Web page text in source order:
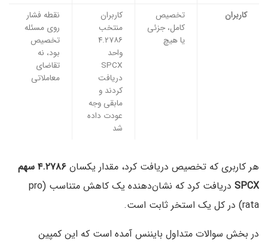
کاربران
تخصیص
کامل، جزئی
یا هیچ
کاربران
منتخب
۴.۲۷۸۶
واحد
SPCX
دریافت
کردند و
مابقی وجه
عودت داده
شد
نقطه فشار
روی مسئله
تخصیص
بود، نه
تقاضای
معاملاتی
هر کاربری که تخصیص دریافت کرد، مقدار یکسان
۴.۲۷۸۶ سهم
SPCX
دریافت کرد که نشان‌دهنده یک کاهش متناسب (pro
rata) در کل یک استخر ثابت است.
در بخش سوالات متداول بایننس آمده است که این کمپین